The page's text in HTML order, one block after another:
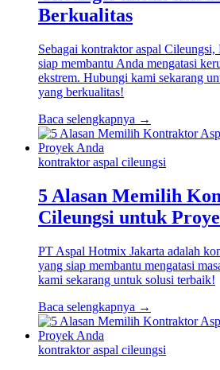
Berkualitas
Sebagai kontraktor aspal
siap membantu Anda mengatasi
ekstrem. Hubungi kami sekarang
yang berkualitas!
Baca selengkapnya →
kontraktor aspal cileungsi
5 Alasan Memilih
Cileungsi untuk
PT Aspal Hotmix Jakarta adalah
yang siap membantu mengatasi
kami sekarang untuk solusi terbaik!
Baca selengkapnya →
kontraktor aspal cileungsi